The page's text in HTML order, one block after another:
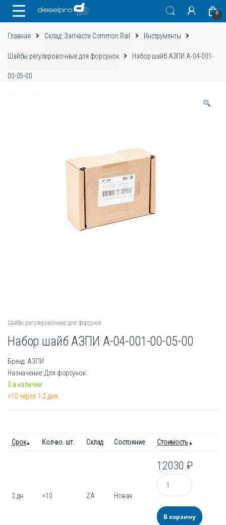
0
Главная Склад: Запчасти Common Rail Инструменты
Шайбы регулировочные для форсунок Набор шайб АЗПИ А-04-001-
00-05-00
Шайбы регулировочные для форсунок
Набор шайб АЗПИ А-04-001-00-05-00
Бренд: АЗПИ
Назначение: Для форсунок
0 в наличии
>10 через 1-2 дня
Срок Кол-во. шт. Склад Состояние Стоимость
2 дн >10 ZA Новая
12030₽
Количество
В корзину